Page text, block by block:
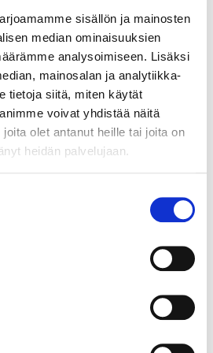
sisällön ja mainosten
median ominaisuuksien
analysoimiseen. Lisäksi
mainosalan ja analytiikka-
tietoja siitä, miten käytät
voivat yhdistää näitä
olet antanut heille tai joita on
heidän palvelujaan.
termokemiallisen
kehittämisen
ymmärretään
paremmin termokemiallisen
prosesseja. Tämä
uusien aineiden ja
liittyvien reaktioiden
Työpaketti tuottaa tietoa
termokemiallisten reaktioiden
käyttökelpoisuudesta ja
energian häviömekanismeista
käytettävällä reaktorilla.